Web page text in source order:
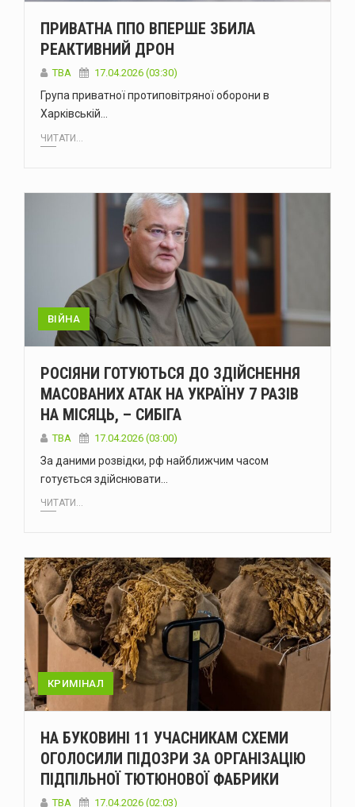
ПРИВАТНА ППО ВПЕРШЕ ЗБИЛА
РЕАКТИВНИЙ ДРОН
ТВА 17.04.2026 (03:30)
Група приватної протиповітряної оборони в
Харківській…
ЧИТАТИ...
ВІЙНА
РОСІЯНИ ГОТУЮТЬСЯ ДО ЗДІЙСНЕННЯ
МАСОВАНИХ АТАК НА УКРАЇНУ 7 РАЗІВ
НА МІСЯЦЬ, – СИБІГА
ТВА 17.04.2026 (03:00)
За даними розвідки, рф найближчим часом
готується здійснювати…
ЧИТАТИ...
КРИМІНАЛ
НА БУКОВИНІ 11 УЧАСНИКАМ СХЕМИ
ОГОЛОСИЛИ ПІДОЗРИ ЗА ОРГАНІЗАЦІЮ
ПІДПІЛЬНОЇ ТЮТЮНОВОЇ ФАБРИКИ
ТВА 17.04.2026 (02:03)